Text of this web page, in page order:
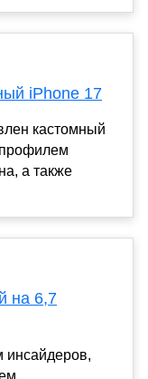
iPhone 17
кастомный
а также
на 6,7
инсайдеров,